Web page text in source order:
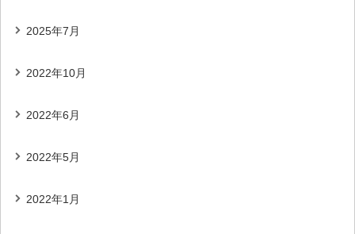
2025年7月
2022年10月
2022年6月
2022年5月
2022年1月